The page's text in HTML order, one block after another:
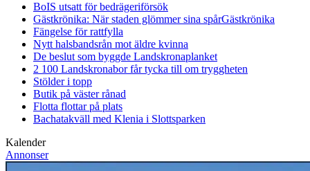
BoIS utsatt för bedrägeriförsök
Gästkrönika: När staden glömmer sina spårGästkrönika
Fängelse för rattfylla
Nytt halsbandsrån mot äldre kvinna
De beslut som byggde Landskronaplanket
2 100 Landskronabor får tycka till om tryggheten
Stölder i topp
Butik på väster rånad
Flotta flottar på plats
Bachatakväll med Klenia i Slottsparken
Kalender
Annonser